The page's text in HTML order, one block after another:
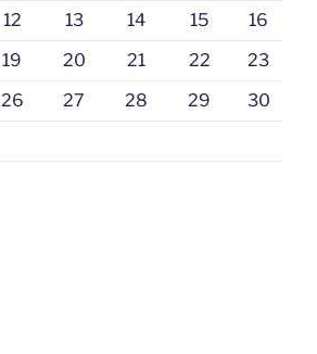
12 13 14 15
16
19 20 21 22
23
26 27 28 29
30